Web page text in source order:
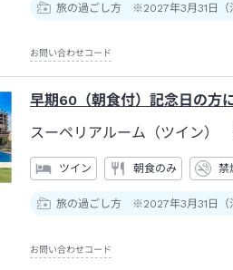
旅の過ごし方 ※2027年3月31日（
お問い合わせコード
早期60（朝食付）記念日の方
スーペリアルーム（ツイン）
ツイン 朝食のみ 禁
旅の過ごし方 ※2027年3月31日（
お問い合わせコード